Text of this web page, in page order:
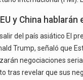
y China hablarán
del país asiático El
Trump, señaló que
negociaciones
tras revelar que sus